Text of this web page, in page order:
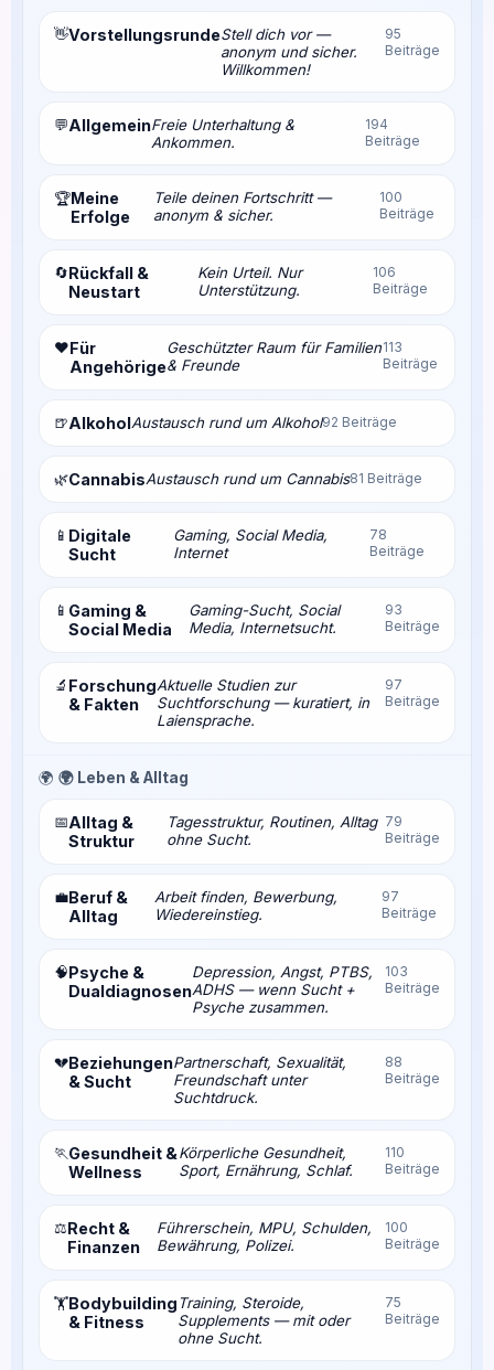
👋VorstellungsrundeStell dich vor —
anonym und sicher.
Willkommen!
95
Beiträge
💬AllgemeinFreie Unterhaltung &
Ankommen.
194
Beiträge
🏆Meine
Erfolge
Teile deinen Fortschritt —
anonym & sicher.
100
Beiträge
🔄Rückfall &
Neustart
Kein Urteil. Nur
Unterstützung.
106
Beiträge
❤️Für
Angehörige
Geschützter Raum für Familien
& Freunde
113
Beiträge
🍺AlkoholAustausch rund um Alkohol92 Beiträge
🌿CannabisAustausch rund um Cannabis81 Beiträge
📱 Digitale
Sucht
Gaming, Social Media,
Internet
78
Beiträge
📱 Gaming &
Social Media
Gaming-Sucht, Social
Media, Internetsucht.
93
Beiträge
🔬 Forschung
& Fakten
Aktuelle Studien zur
Suchtforschung — kuratiert, in
Laiensprache.
97
Beiträge
🌍 🌍 Leben & Alltag
📅Alltag &
Struktur
Tagesstruktur, Routinen, Alltag
ohne Sucht.
79
Beiträge
💼Beruf &
Alltag
Arbeit finden, Bewerbung,
Wiedereinstieg.
97
Beiträge
🧠Psyche &
Dualdiagnosen
Depression, Angst, PTBS,
ADHS — wenn Sucht +
Psyche zusammen.
103
Beiträge
💔Beziehungen
& Sucht
Partnerschaft, Sexualität,
Freundschaft unter
Suchtdruck.
88
Beiträge
🏃Gesundheit &
Wellness
Körperliche Gesundheit,
Sport, Ernährung, Schlaf.
110
Beiträge
⚖️Recht &
Finanzen
Führerschein, MPU, Schulden,
Bewährung, Polizei.
100
Beiträge
🏋️Bodybuilding
& Fitness
Training, Steroide,
Supplements — mit oder
ohne Sucht.
75
Beiträge